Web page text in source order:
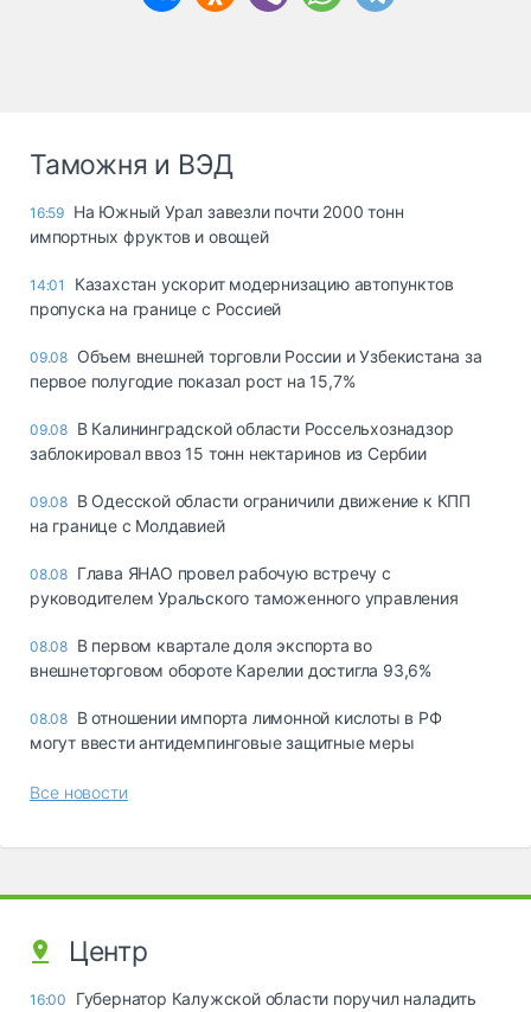
Таможня и ВЭД
16:59 На Южный Урал завезли почти 2000 тонн
импортных фруктов и овощей
14:01
Казахстан ускорит модернизацию автопунктов
пропуска на границе с Россией
09.08 Объем внешней торговли России и Узбекистана за
первое полугодие показал рост на 15,7%
09.08 В Калининградской области Россельхознадзор
заблокировал ввоз 15 тонн нектаринов из Сербии
09.08 В Одесской области ограничили движение к КПП
на границе с Молдавией
08.08 Глава ЯНАО провел рабочую встречу с
руководителем Уральского таможенного управления
08.08 В первом квартале доля экспорта во
внешнеторговом обороте Карелии достигла 93,6%
08.08 В отношении импорта лимонной кислоты в РФ
могут ввести антидемпинговые защитные меры
Все новости
Центр
16:00
Губернатор Калужской области поручил наладить